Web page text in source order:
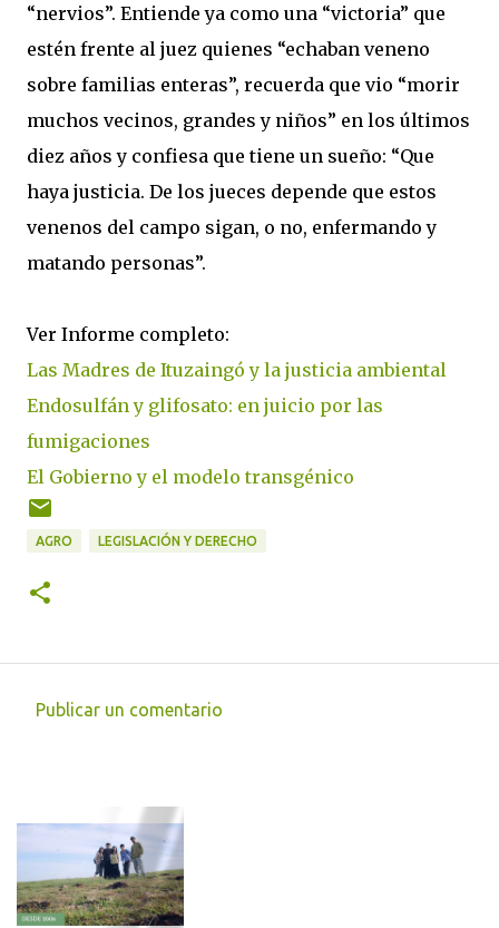
“nervios”. Entiende ya como una “victoria” que
estén frente al juez quienes “echaban veneno
sobre familias enteras”, recuerda que vio “morir
muchos vecinos, grandes y niños” en los últimos
diez años y confiesa que tiene un sueño: “Que
haya justicia. De los jueces depende que estos
venenos del campo sigan, o no, enfermando y
matando personas”.
Ver Informe completo:
Las Madres de Ituzaingó y la justicia ambiental
Endosulfán y glifosato: en juicio por las
fumigaciones
El Gobierno y el modelo transgénico
AGRO LEGISLACIÓN Y DERECHO
e
t
a
Publicar un comentario